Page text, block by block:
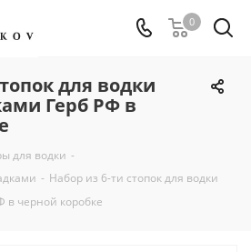
0
для водки
Герб РФ в
для водки -
- Набор из 6-ти стопок для водки
в черной коробке